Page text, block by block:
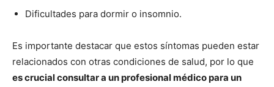
Dificultades para dormir o insomnio.
Es importante destacar que estos síntomas pueden estar
relacionados con otras condiciones de salud, por lo que
es crucial consultar a un profesional médico para un